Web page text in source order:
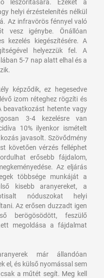
leszorítására. Ezeket a
helyi érzéstelenítés nélkül
Az infravörös fénnyel való
vesz igénybe. Önállóan
kezelés kiegészítésére. A
helyezzük fel. A
5-7 nap alatt elhal és a
képződik, ez hegesedve
izom réteghez rögzíti és
beavatkozást hetente vagy
3-4 kezelésre van
10% ilyenkor ismételt
javasolt. Szövődmény
követően vérzés felléphet
erősebb fájdalom,
Az eljárás
többsége munkáját a
kisebb aranyereket, a
nóduszokat helyi
Az erősen duzzadt igen
berögösödött, feszülő
megoldása a fájdalmat
már állandóan
el, és külső nyomással sem
a műtét segít. Meg kell